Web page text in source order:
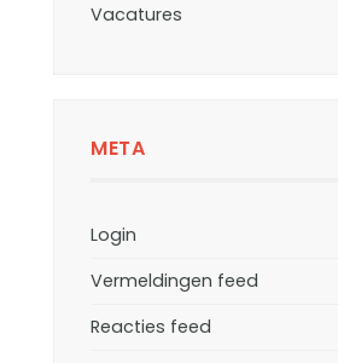
Vacatures
META
Login
Vermeldingen feed
Reacties feed